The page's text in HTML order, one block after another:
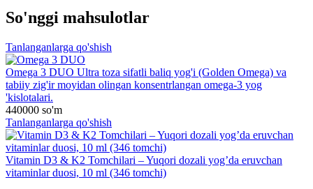
So'nggi mahsulotlar
Tanlanganlarga qo'shish
Omega 3 DUO Ultra toza sifatli baliq yog'i (Golden Omega) va
tabiiy zig'ir moyidan olingan konsentrlangan omega-3 yog
'kislotalari.
440000 so'm
Tanlanganlarga qo'shish
Vitamin D3 & K2 Tomchilari – Yuqori dozali yog’da eruvchan
vitaminlar duosi, 10 ml (346 tomchi)